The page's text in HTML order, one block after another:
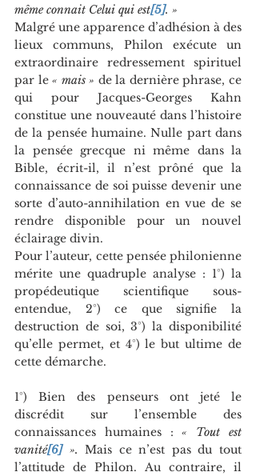
même connait Celui qui est[5]. »
Malgré une apparence d’adhésion à des
lieux communs, Philon exécute un
extraordinaire redressement spirituel
par le « mais » de la dernière phrase, ce
qui pour Jacques-Georges Kahn
constitue une nouveauté dans l’histoire
de la pensée humaine. Nulle part dans
la pensée grecque ni même dans la
Bible, écrit-il, il n’est prôné que la
connaissance de soi puisse devenir une
sorte d’auto-annihilation en vue de se
rendre disponible pour un nouvel
éclairage divin.
Pour l’auteur, cette pensée philonienne
mérite une quadruple analyse : 1°) la
propédeutique scientifique sous-
entendue, 2°) ce que signifie la
destruction de soi, 3°) la disponibilité
qu’elle permet, et 4°) le but ultime de
cette démarche.
1°) Bien des penseurs ont jeté le
discrédit sur l’ensemble des
connaissances humaines : « Tout est
vanité[6] ». Mais ce n’est pas du tout
l’attitude de Philon. Au contraire, il